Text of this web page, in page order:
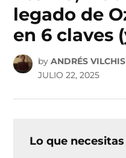
legado de
en 6 claves
by ANDRÉS VILCHIS
JULIO 22, 2025
Lo que